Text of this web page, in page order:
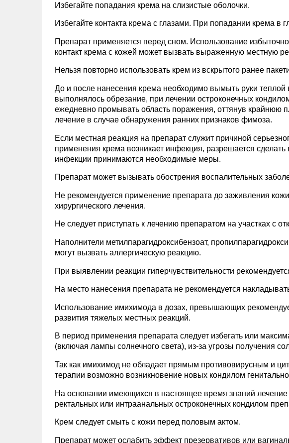
Избегайте попадания крема на слизистые оболочки.
Избегайте контакта крема с глазами. При попадании крема в
Препарат применяется перед сном. Использование
контакт крема с кожей может вызвать выраженную местную
Нельзя повторно использовать крем из вскрытого ранее
До и после нанесения крема необходимо вымыть руки
выполнялось обрезание, при лечении остроконечных
ежедневно промывать область поражения, оттянув крайнюю
лечение в случае обнаружения ранних признаков фимоза.
Если местная реакция на препарат служит причиной
применения крема возникает инфекция, разрешается
инфекции принимаются необходимые меры.
Препарат может вызывать обострения воспалительных
Не рекомендуется применение препарата до заживления
хирургического лечения.
Не следует приступать к лечению препаратом на участках с
Наполнители метилпарагидроксибензоат,
могут вызвать аллергическую реакцию.
При выявлении реакции гиперчувствительности
На место нанесения препарата не рекомендуется
Использование имихимода в дозах, превышающих
развития тяжелых местных реакций.
В период применения препарата следует избегать или
(включая лампы солнечного света), из-за угрозы получения
Так как имихимод не обладает прямым противовирусным и
терапии возможно возникновение новых кондилом
На основании имеющихся в настоящее время знаний
ректальных или интраанальных остроконечных кондилом
Крем следует смыть с кожи перед половым актом.
Препарат может ослабить эффект презервативов или